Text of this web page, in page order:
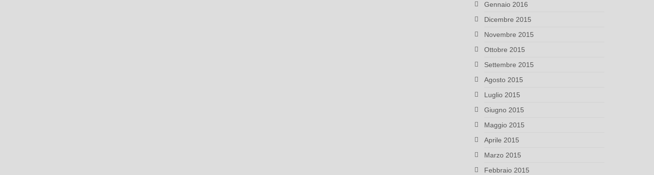
Gennaio 2016
Dicembre 2015
Novembre 2015
Ottobre 2015
Settembre 2015
Agosto 2015
Luglio 2015
Giugno 2015
Maggio 2015
Aprile 2015
Marzo 2015
Febbraio 2015